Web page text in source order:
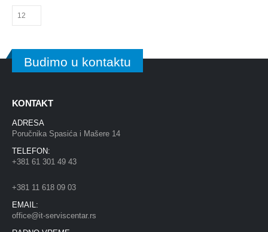
Budimo u kontaktu
KONTAKT
ADRESA
Poručnika Spasića i Mašere 14
TELEFON:
+381 61 301 49 43
+381 11 618 09 03
EMAIL:
office@it-serviscentar.rs